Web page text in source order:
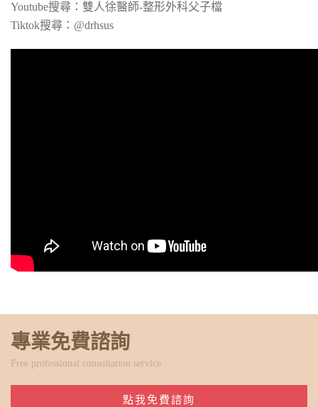
Youtube搜尋：雙人徐醫師-整形外科父子檔
Tiktok搜尋：@drhsus
專業免費諮詢
Free professional consultation service
點我免費諮詢